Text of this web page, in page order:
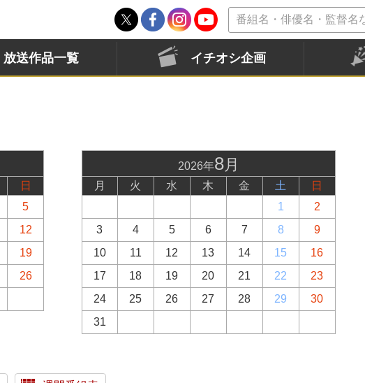
放送作品一覧 イチオシ企画
日
5
12
19
26
2026年8月
月 火 水 木 金 土
日
1
2
3
4 5 6 7 8
9
10
11 12 13 14 15
16
17
18 19 20 21 22
23
24
25 26 27 28 29
30
31